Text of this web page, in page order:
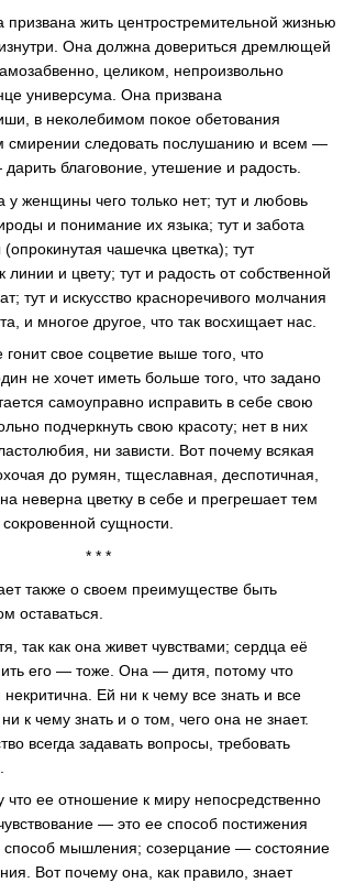
призвана жить центростремительной жизнью
Она должна довериться дремлющей
целиком, непроизвольно
универсума. Она призвана
в неколебимом покое обетования
смирении следовать послушанию и всем —
благовоние, утешение и радость.
у женщины чего только нет; тут и любовь
и понимание их языка; тут и забота
чашечка цветка); тут
линии и цвету; тут и радость от собственной
тут и искусство красноречивого молчания
и многое другое, что так восхищает нас.
свое соцветие выше того, что
не хочет иметь больше того, что задано
самоуправно исправить в себе свою
подчеркнуть свою красоту; нет в них
ни зависти. Вот почему всякая
до румян, тщеславная, деспотичная,
неверна цветку в себе и прегрешает тем
сущности.
* * *
также о своем преимуществе быть
оставаться.
так как она живет чувствами; сердца её
его — тоже. Она — дитя, потому что
Ей ни к чему все знать и все
к чему знать и о том, чего она не знает.
всегда задавать вопросы, требовать
ее отношение к миру непосредственно
— это ее способ постижения
мышления; созерцание — состояние
Вот почему она, как правило, знает